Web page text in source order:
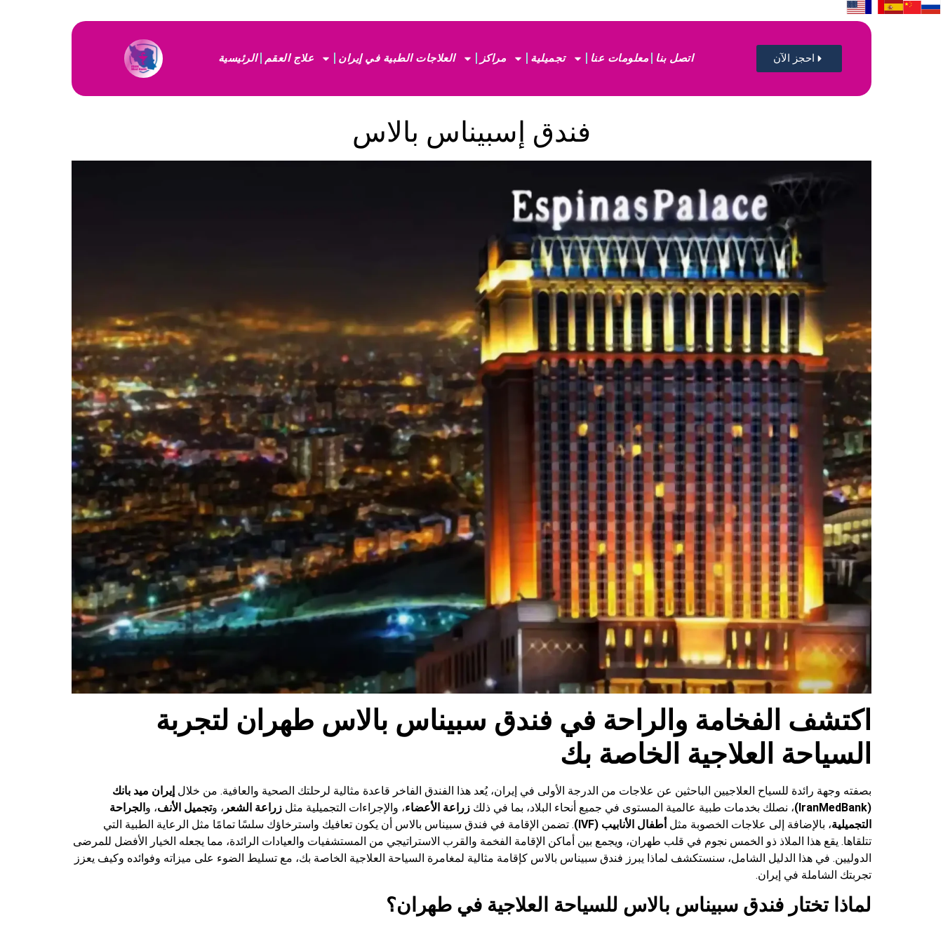
الرئيسية علاج العقم العلاجات الطبية في إيران مراكز تجميلية معلومات عنا اتصل بنا احجز الآن
فندق إسبيناس بالاس
اكتشف الفخامة والراحة في فندق سبیناس بالاس طهران لتجربة
السياحة العلاجية الخاصة بك
بصفته وجهة رائدة للسياح العلاجيين الباحثين عن علاجات من الدرجة الأولى في إيران، يُعد هذا الفندق الفاخر قاعدة مثالية لرحلتك الصحية والعافية. من خلال إيران ميد بانك
(IranMedBank)
، نصلك بخدمات طبية عالمية المستوى في جميع أنحاء البلاد، بما في ذلك زراعة الأعضاء، والإجراءات التجميلية مثل زراعة الشعر ، وتجميل الأنف، والجراحة
التجميلية، بالإضافة إلى علاجات الخصوبة مثل أطفال الأنابيب (IVF)
. تضمن الإقامة في فندق سبیناس بالاس أن يكون تعافيك واسترخاؤك سلسًا تمامًا مثل الرعاية الطبية التي
تتلقاها. يقع هذا الملاذ ذو الخمس نجوم في قلب طهران، ويجمع بين أماكن الإقامة الفخمة والقرب الاستراتيجي من المستشفيات والعيادات الرائدة، مما يجعله الخيار الأفضل للمرضى
الدوليين. في هذا الدليل الشامل، سنستكشف لماذا يبرز فندق سبیناس بالاس كإقامة مثالية لمغامرة السياحة العلاجية الخاصة بك، مع تسليط الضوء على ميزاته وفوائده وكيف يعزز
تجربتك الشاملة في إيران.
لماذا تختار فندق سبیناس بالاس للسياحة العلاجية في طهران؟